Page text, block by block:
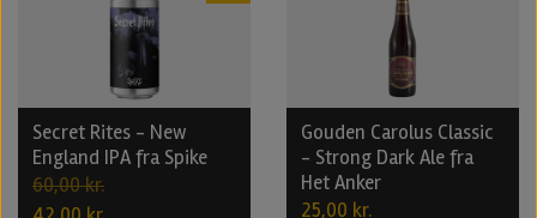
Secret Rites - New
England IPA fra Spike
60,00 kr.
Gouden Carolus Classic
- Strong Dark Ale fra
Het Anker
25,00 kr.